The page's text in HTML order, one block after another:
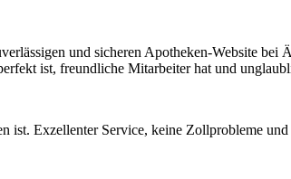
und sicheren Apotheken-Website
ist, freundliche Mitarbeiter hat und
ist. Exzellenter Service, keine Zollprobleme